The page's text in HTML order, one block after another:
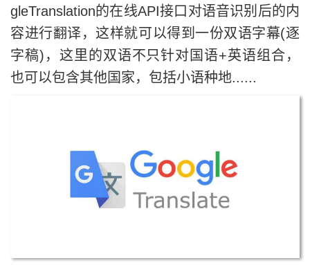
gleTranslation的在线API接口对语音识别后的内
容进行翻译，这样就可以得到一份双语字幕(逐
字稿)，这里的双语不只针对国语+英语组合，
也可以包含其他国家，包括小语种地......